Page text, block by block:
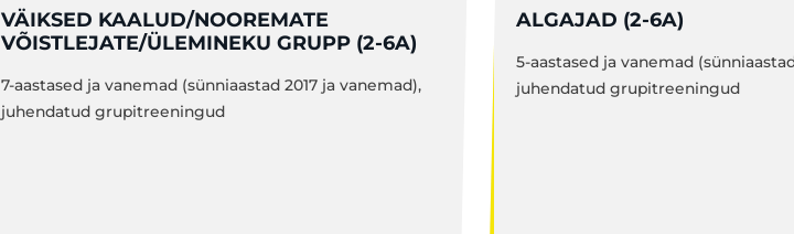
VÄIKSED KAALUD/NOOREMATE
VÕISTLEJATE/ÜLEMINEKU GRUPP (2-6A)
7-aastased ja vanemad (sünniaastad 2017 ja vanemad),
juhendatud grupitreeningud
ALGAJAD (2-6A)
5-aastased ja vanemad
juhendatud grupitreeningud